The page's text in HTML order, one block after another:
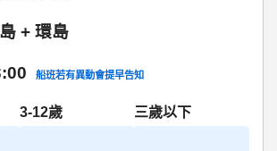
+ 環島
船班若有異動會提早告知
3-12歲 三歲以下